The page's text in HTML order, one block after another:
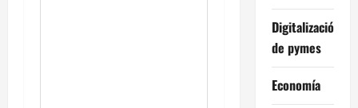
Digitalización
de pymes
Economía